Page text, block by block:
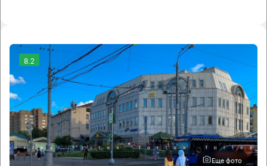
8.2
Еще фото